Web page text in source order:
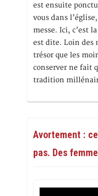
est ensuite
vous dans
messe. Ici, c’est
est dite. Loin des
trésor que les
conserver ne fait
tradition
Avortement :
pas. Des